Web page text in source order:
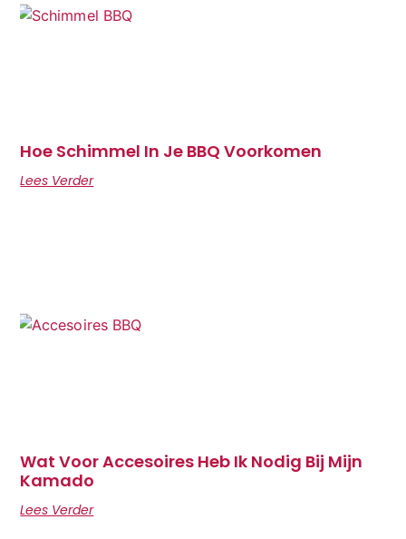
Hoe Schimmel In Je BBQ Voorkomen
Lees Verder
Wat Voor Accesoires Heb Ik Nodig Bij Mijn
Kamado
Lees Verder